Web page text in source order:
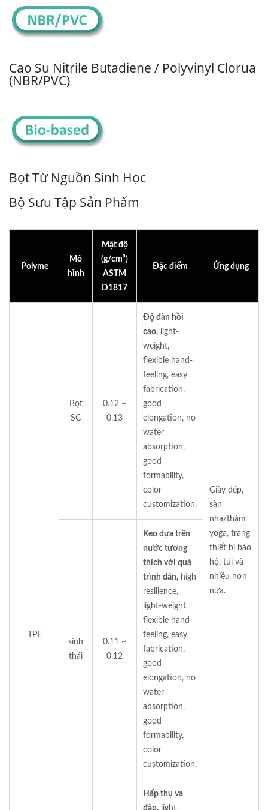
Cao Su Nitrile Butadiene / Polyvinyl Clorua
(NBR/PVC)
Bọt Từ Nguồn Sinh Học
Bộ Sưu Tập Sản Phẩm
Polyme
Mô
hình
Mật độ
(g/cm³)
ASTM
D1817
Đặc điểm Ứng dụng
TPE
Bọt
SC
0.12 ~
0.13
Độ đàn hồi
cao, light-
weight,
flexible hand-
feeling, easy
fabrication,
good
elongation, no
water
absorption,
good
formability,
color
customization.
Giày dép,
sàn
nhà/thảm
yoga, trang
thiết bị bảo
hộ, túi và
nhiều hơn
nữa.
sinh
thái
0.11 ~
0.12
Keo dựa trên
nước tương
thích với quá
trình dán, high
resilience,
light-weight,
flexible hand-
feeling, easy
fabrication,
good
elongation, no
water
absorption,
good
formability,
color
customization.
Hấp thụ va
đập, light-